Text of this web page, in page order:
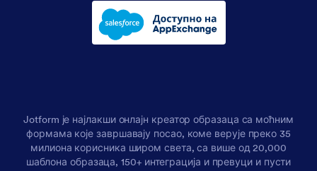
Jotform је најлакши онлајн креатор образаца са моћним
формама које завршавају посао, коме верује преко 35
милиона корисника широм света, са више од 20,000
шаблона образаца, 150+ интеграција и превуци и пусти